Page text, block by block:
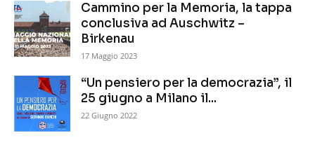
Cammino per la Memoria, la tappa
conclusiva ad Auschwitz –
Birkenau
17 Maggio 2023
“Un pensiero per la democrazia”, il
25 giugno a Milano il...
22 Giugno 2022